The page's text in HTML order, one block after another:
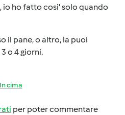
io ho fatto cosi' solo quando
il pane, o altro, la puoi
o 4 giorni.
In cima
per poter commentare